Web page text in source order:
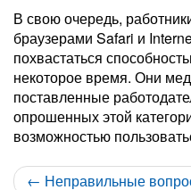
В свою очередь,
браузерами Safari и
похвастаться
некоторое время. Они
поставленные
опрошенных этой
возможностью
← Неправильные